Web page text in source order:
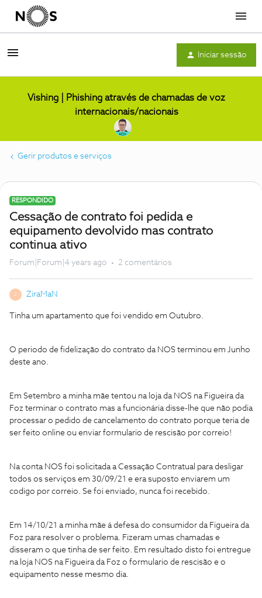
Menu
Iniciar sessão
Vishing | Phishing através de chamadas de voz
internacionais/nacionais
Gerir produtos e serviços
RESPONDIDO
Cessação de contrato foi pedida e
equipamento devolvido mas contrato
continua ativo
Forum|Forum|4 years ago 2 comentários
Z ZiraMaN
Tinha um apartamento que foi vendido em Outubro.
O periodo de fidelização do contrato da NOS terminou em Junho
deste ano.
Em Setembro a minha mãe tentou na loja da NOS na Figueira da
Foz terminar o contrato mas a funcionária disse-lhe que não podia
processar o pedido de cancelamento do contrato porque teria de
ser feito online ou enviar formulario de rescisão por correio!
Na conta NOS foi solicitada a Cessação Contratual para desligar
todos os serviços em 30/09/21 e era suposto enviarem um
codigo por correio. Se foi enviado, nunca foi recebido.
Em 14/10/21 a minha mãe á defesa do consumidor da Figueira da
Foz para resolver o problema. Fizeram umas chamadas e
disseram o que tinha de ser feito. Em resultado disto foi entregue
na loja NOS na Figueira da Foz o formulario de rescisão e o
equipamento nesse mesmo dia.